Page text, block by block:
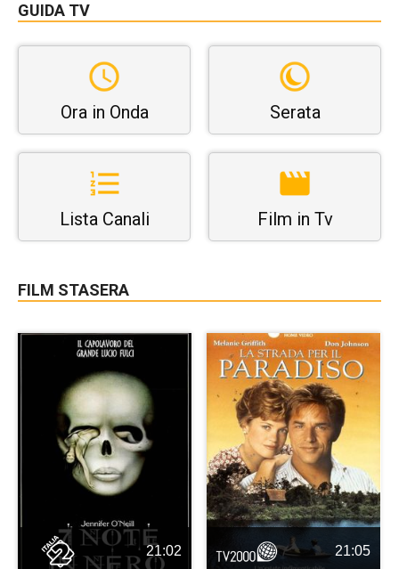
GUIDA TV
Ora in Onda Serata
Lista Canali Film in Tv
FILM STASERA
21:02 21:05